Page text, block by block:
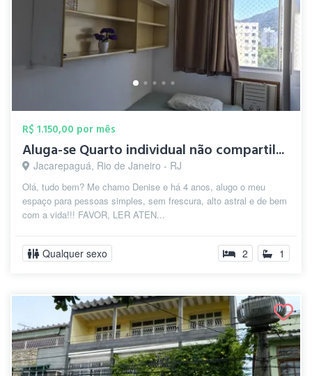
R$ 1.150,00 por mês
Aluga-se Quarto individual não compartil...
Jacarepaguá, Rio de Janeiro - RJ
Olá, tudo bem? Me chamo Denise e há 4 anos, alugo o meu
espaço para pessoas simples, sem frescura, alto astral e de bem
com a vida!!! FAVOR, LER ATEN...
Qualquer sexo 2 1